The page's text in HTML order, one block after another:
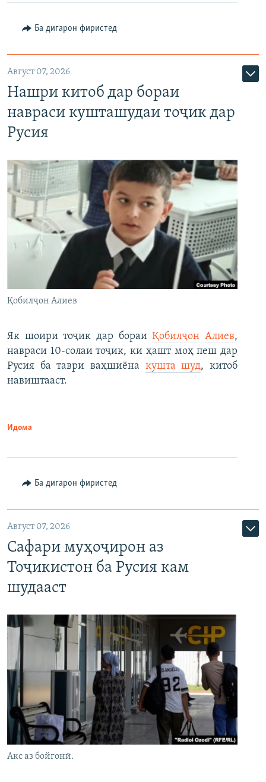
Ба дигарон фиристед
Август 07, 2026
Нашри китоб дар бораи
навраси кушташудаи тоҷик дар
Русия
Қобилҷон Алиев
Як шоири тоҷик дар бораиҚобилҷон Алиев,
навраси 10-солаи тоҷик, ки ҳашт моҳ пеш дар
Русия ба таври ваҳшиёна кушта шуд, китоб
навиштааст.
Идома
Ба дигарон фиристед
Август 07, 2026
Сафари муҳоҷирон аз
Тоҷикистон ба Русия кам
шудааст
Акс аз бойгонӣ.